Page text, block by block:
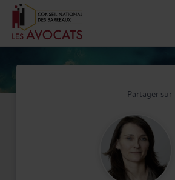
Partager sur :